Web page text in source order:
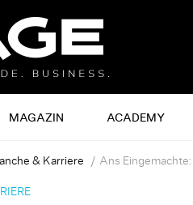
MAGAZIN ACADEMY
& Karriere Ans